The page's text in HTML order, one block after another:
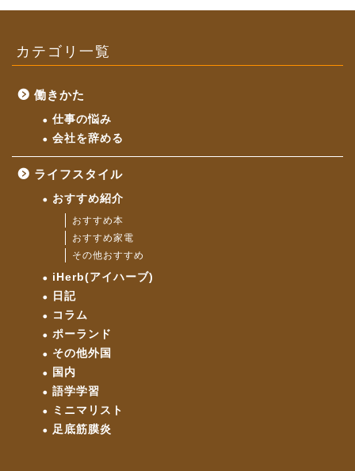
カテゴリ一覧
働きかた
仕事の悩み
会社を辞める
ライフスタイル
おすすめ紹介
おすすめ本
おすすめ家電
その他おすすめ
iHerb(アイハーブ)
日記
コラム
ポーランド
その他外国
国内
語学学習
ミニマリスト
足底筋膜炎